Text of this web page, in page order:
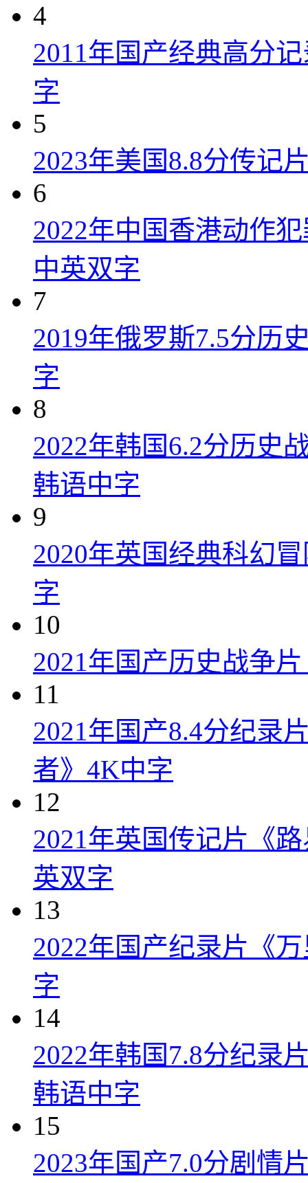
4
2011年国产经典高分
字
5
2023年美国8.8分传记
6
2022年中国香港动作
中英双字
7
2019年俄罗斯7.5分历
字
8
2022年韩国6.2分历史
韩语中字
9
2020年英国经典科幻
字
10
2021年国产历史战争
11
2021年国产8.4分纪录
者》4K中字
12
2021年英国传记片《
英双字
13
2022年国产纪录片《
字
14
2022年韩国7.8分纪录
韩语中字
15
2023年国产7.0分剧情